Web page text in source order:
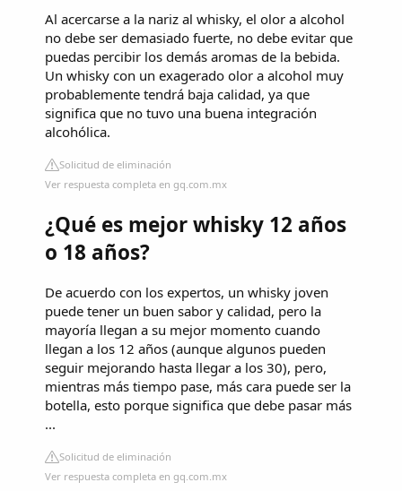
Al acercarse a la nariz al whisky, el olor a alcohol
no debe ser demasiado fuerte, no debe evitar que
puedas percibir los demás aromas de la bebida.
Un whisky con un exagerado olor a alcohol muy
probablemente tendrá baja calidad, ya que
significa que no tuvo una buena integración
alcohólica.
Solicitud de eliminación
Ver respuesta completa en gq.com.mx
¿Qué es mejor whisky 12 años
o 18 años?
De acuerdo con los expertos, un whisky joven
puede tener un buen sabor y calidad, pero la
mayoría llegan a su mejor momento cuando
llegan a los 12 años (aunque algunos pueden
seguir mejorando hasta llegar a los 30), pero,
mientras más tiempo pase, más cara puede ser la
botella, esto porque significa que debe pasar más
...
Solicitud de eliminación
Ver respuesta completa en gq.com.mx